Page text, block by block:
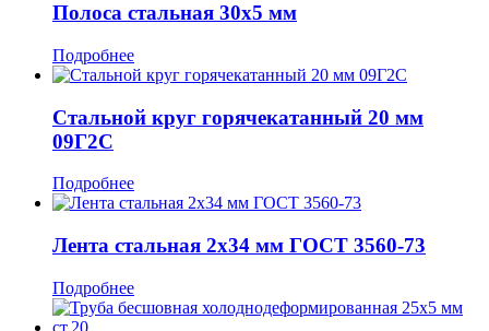
Полоса стальная 30x5 мм
Подробнее
Стальной круг горячекатанный 20 мм
09Г2С
Подробнее
Лента стальная 2x34 мм ГОСТ 3560-73
Подробнее